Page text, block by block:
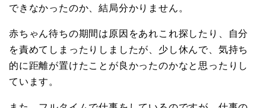
できなかったのか、結局分かりません。
赤ちゃん待ちの期間は原因をあれこれ探したり、自分
を責めてしまったりしましたが、少し休んで、気持ち
的に距離が置けたことが良かったのかなと思ったりし
ています。